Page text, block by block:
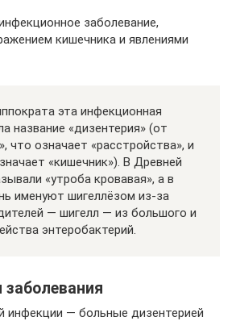
заболевание,
кишечника и явлениями
эта инфекционная
название «дизентерия» (от
что означает «расстройства», и
«кишечник»). В Древней
«утроба кровавая», а в
именуют шигеллёзом из-за
— шигелл — из большого и
энтеробактерий.
заболевания
инфекции — больные дизентерией